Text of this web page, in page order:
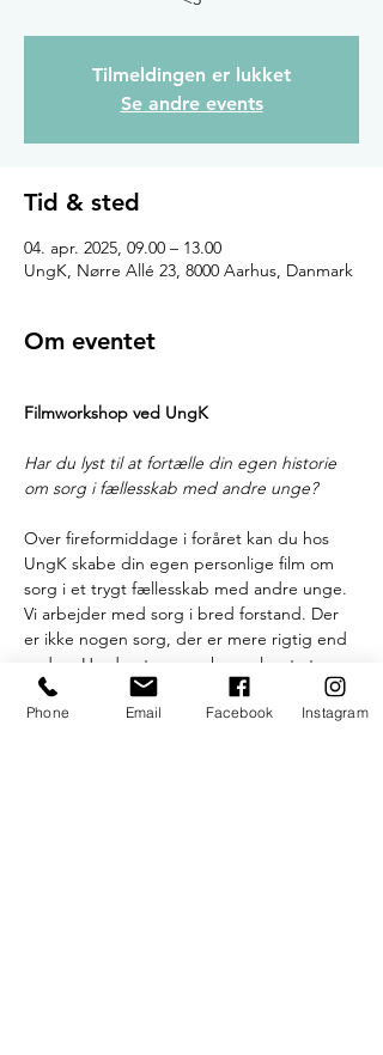
Tilmeldingen er lukket
Se andre events
Tid & sted
04. apr. 2025, 09.00 – 13.00
UngK, Nørre Allé 23, 8000 Aarhus, Danmark
Om eventet
Filmworkshop ved UngK
Har du lyst til at fortælle din egen historie
om sorg i fællesskab med andre unge?
Over fireformiddage i foråret kan du hos
UngK skabe din egen personlige film om
sorg i et trygt fællesskab med andre unge.
Vi arbejder med sorg i bred forstand. Der
er ikke nogen sorg, der er mere rigtig end
anden. Hvad enten man har oplevet at
miste til døden, have kærestesorg, at skulle
sige farvel til en ven eller forlade et sted.
Phone Email Facebook Instagram